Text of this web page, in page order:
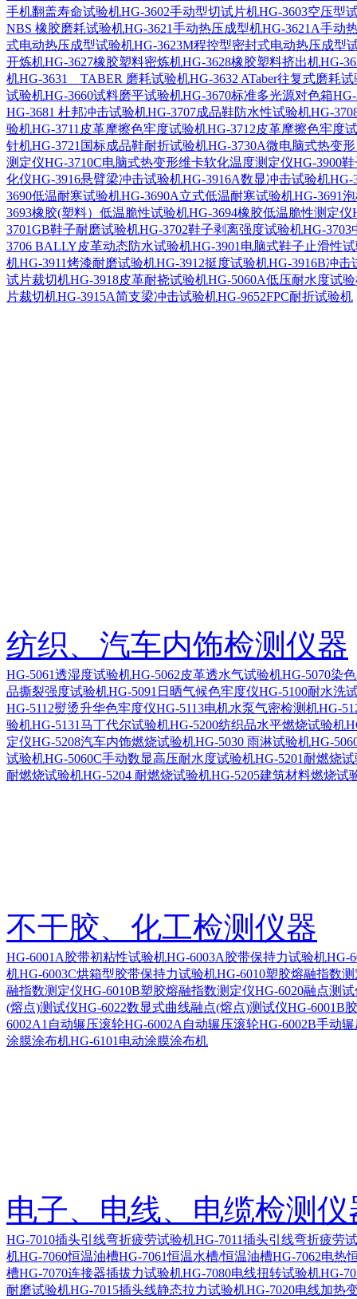
手机翻盖寿命试验机HG-3602手动型切试片机HG-3603空压型
NBS 橡胶磨耗试验机HG-3621手动热压成型机HG-3621A手动
式电动热压成型试验机HG-3623M程控型密封式电动热压成型
开炼机HG-3627橡胶塑料密炼机HG-3628橡胶塑料挤出机HG-
机HG-3631 TABER 磨耗试验机HG-3632 ATaber往复式磨耗
试验机HG-3660试料磨平试验机HG-3670标准多光源对色箱
HG-3681 杜邦冲击试验机HG-3707成品鞋防水性试验机HG-
验机HG-3711皮革摩擦色牢度试验机HG-3712皮革摩擦色牢度
针机HG-3721国标成品鞋耐折试验机HG-3730A微电脑式热变
测定仪HG-3710C电脑式热变形维卡软化温度测定仪HG-3900
化仪HG-3916悬臂梁冲击试验机HG-3916A数显冲击试验机HG-
3690低温耐寒试验机HG-3690A立式低温耐寒试验机HG-3691
3693橡胶(塑料）低温脆性试验机HG-3694橡胶低温脆性测定仪
3701GB鞋子耐磨试验机HG-3702鞋子剥离强度试验机HG-3703
3706 BALLY皮革动态防水试验机HG-3901电脑式鞋子止滑性
机HG-3911烤漆耐磨试验机HG-3912挺度试验机HG-3916B冲击
试片裁切机HG-3918皮革耐挠试验机HG-5060A低压耐水度试
片裁切机HG-3915A简支梁冲击试验机HG-9652FPC耐折试验机
纺织、汽车内饰检测仪器
HG-5061透湿度试验机HG-5062皮革透水气试验机HG-5070染
品撕裂强度试验机HG-5091日晒气候色牢度仪HG-5100耐水洗
HG-5112熨烫升华色牢度仪HG-5113电机水泵气密检测机HG-
验机HG-5131马丁代尔试验机HG-5200纺织品水平燃烧试验机
定仪HG-5208汽车内饰燃烧试验机HG-5030 雨淋试验机HG-
试验机HG-5060C手动数显高压耐水度试验机HG-5201耐燃烧
耐燃烧试验机HG-5204 耐燃烧试验机HG-5205建筑材料燃烧试
不干胶、化工检测仪器
HG-6001A胶带初粘性试验机HG-6003A胶带保持力试验机HG-
机HG-6003C烘箱型胶带保持力试验机HG-6010塑胶熔融指数
融指数测定仪HG-6010B塑胶熔融指数测定仪HG-6020融点测
(熔点)测试仪HG-6022数显式曲线融点(熔点)测试仪HG-6001B
6002A1自动辗压滚轮HG-6002A自动辗压滚轮HG-6002B手动
涂膜涂布机HG-6101电动涂膜涂布机
电子、电线、电缆检测仪
HG-7010插头引线弯折疲劳试验机HG-7011插头引线弯折疲劳
机HG-7060恒温油槽HG-7061恒温水槽/恒温油槽HG-7062电热
槽HG-7070连接器插拔力试验机HG-7080电线扭转试验机HG-
耐磨试验机HG-7015插头线静态拉力试验机HG-7020电线加热